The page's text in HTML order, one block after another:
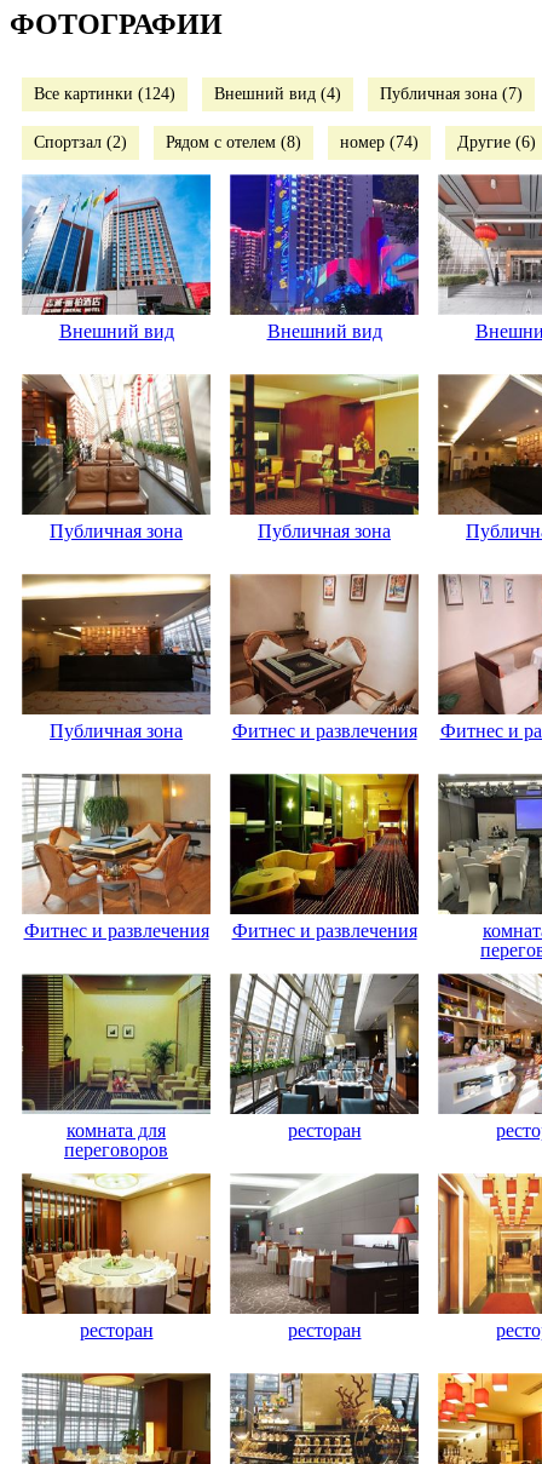
ФОТОГРАФИИ
Все картинки (124) Внешний вид (4) Публичная зона (7)
Спортзал (2) Рядом с отелем (8) номер (74) Другие (6)
Внешний вид Внешний вид
Публичная зона Публичная зона
Публичная зона Фитнес и развлечения Фитнес и
Фитнес и развлечения Фитнес и развлечения
комната для
переговоров
ресторан
ресторан ресторан